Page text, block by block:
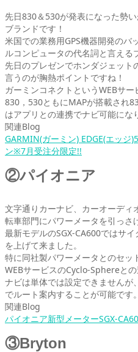
先日830＆530が発表になった勢
ブランドです！
米国での業務用GPS機器開発のバ
ルコンピュータの代名詞と言える
先日のプレゼンでホンダジェット
言うのが胸熱ポイントですね！
ガーミンコネクトというWEBサー
830，530ともにMAPが搭載され
はアプリとの連携でナビ可能にな
関連Blog
GARMIN(ガーミン) EDGE(エッ
ン※7月受注分限定!!
②パイオニア
文字通りカーナビ、カーオーディ
転車部門にパワーメータを引っさ
最新モデルのSGX-CA600ではサ
を上げて来ました。
特に同社製パワーメータとのセッ
WEBサービスのCyclo-Sphereとの
ナビは単体では設定できませんが
でルート案内することが可能です。
関連Blog
パイオニア新型メーターSGX-
③Bryton